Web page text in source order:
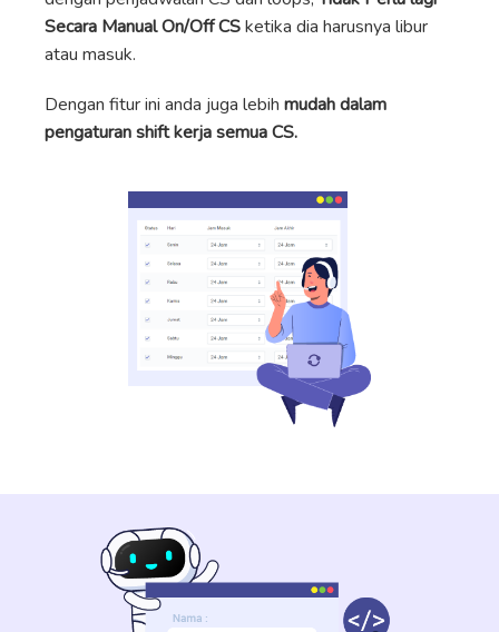
Secara Manual On/Off CSketika dia harusnya libur
atau masuk.
Dengan fitur ini anda juga lebih mudah dalam
pengaturan shift kerja semua CS.